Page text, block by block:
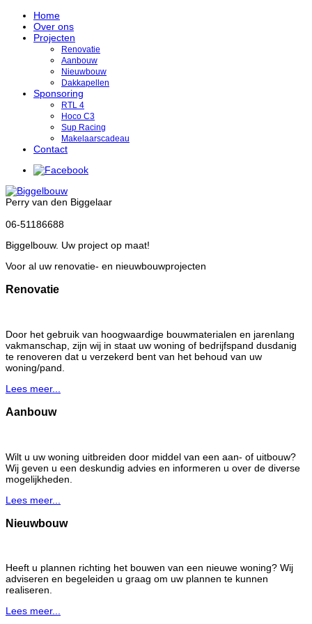
Home
Over ons
Projecten
Renovatie
Aanbouw
Nieuwbouw
Dakkapellen
Sponsoring
RTL 4
Hoco C3
Sup Racing
Makelaarscadeau
Contact
Perry van den Biggelaar
06-51186688
Biggelbouw. Uw project op maat!
Voor al uw renovatie- en nieuwbouwprojecten
Renovatie
Door het gebruik van hoogwaardige bouwmaterialen en jarenlang
vakmanschap, zijn wij in staat uw woning of bedrijfspand dusdanig
te renoveren dat u verzekerd bent van het behoud van uw
woning/pand.
Lees meer...
Aanbouw
Wilt u uw woning uitbreiden door middel van een aan- of uitbouw?
Wij geven u een deskundig advies en informeren u over de diverse
mogelijkheden.
Lees meer...
Nieuwbouw
Heeft u plannen richting het bouwen van een nieuwe woning? Wij
adviseren en begeleiden u graag om uw plannen te kunnen
realiseren.
Lees meer...